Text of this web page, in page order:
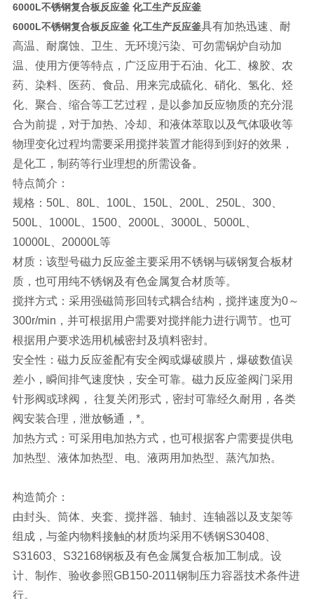
6000L不锈钢复合板反应釜 化工生产反应釜
6000L不锈钢复合板反应釜 化工生产反应釜具有加热迅速、耐
高温、耐腐蚀、卫生、无环境污染、可勿需锅炉自动加
温、使用方便等特点，广泛应用于石油、化工、橡胶、农
药、染料、医药、食品、用来完成硫化、硝化、氢化、烃
化、聚合、缩合等工艺过程，是以参加反应物质的充分混
合为前提，对于加热、冷却、和液体萃取以及气体吸收等
物理变化过程均需要采用搅拌装置才能得到到好的效果，
是化工，制药等行业理想的所需设备。
特点简介：
规格：50L、80L、100L、150L、200L、250L、300、
500L、1000L、1500、2000L、3000L、5000L、
10000L、20000L等
材质：该型号磁力反应釜主要采用不锈钢与碳钢复合板材
质，也可用纯不锈钢及有色金属复合材质等。
搅拌方式：采用强磁筒形回转式耦合结构，搅拌速度为0～
300r/min，并可根据用户需要对搅拌能力进行调节。也可
根据用户要求选用机械密封及填料密封。
安全性：磁力反应釜配有安全阀或爆破膜片，爆破数值误
差小，瞬间排气速度快，安全可靠。磁力反应釜阀门采用
针形阀或球阀， 往复关闭形式，密封可靠经久耐用，各类
阀安装合理，泄放畅通，*。
加热方式：可采用电加热方式，也可根据客户需要提供电
加热型、液体加热型、电、液两用加热型、蒸汽加热。
构造简介：
由封头、筒体、夹套、搅拌器、轴封、连轴器以及支架等
组成，与釜内物料接触的材质均采用不锈钢S30408、
S31603、S32168钢板及有色金属复合板加工制成。设
计、制作、验收参照GB150-2011钢制压力容器技术条件进
行。